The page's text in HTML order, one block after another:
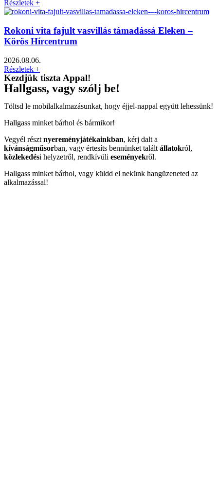
Részletek +
Rokoni vita fajult vasvillás támadássá Eleken –
Körös Hírcentrum
2026.08.06.
Részletek +
Kezdjük tiszta Appal!
Hallgass, vagy szólj be!
Töltsd le mobilalkalmazásunkat, hogy éjjel-nappal együtt lehessünk!
Hallgass minket bárhol és bármikor!
Vegyél részt nyereményjátékainkban, kérj dalt a
kívánságműsorban, vagy értesíts bennünket talált állatokról,
közlekedési helyzetről, rendkívüli eseményekről.
Hallgass minket bárhol, vagy küldd el nekünk hangüzeneted az
alkalmazással!